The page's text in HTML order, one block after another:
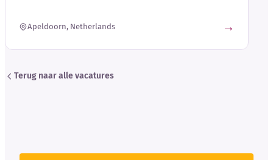
Apeldoorn, Netherlands →
Terug naar alle vacatures